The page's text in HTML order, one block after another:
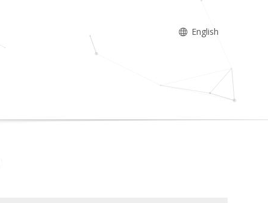
English